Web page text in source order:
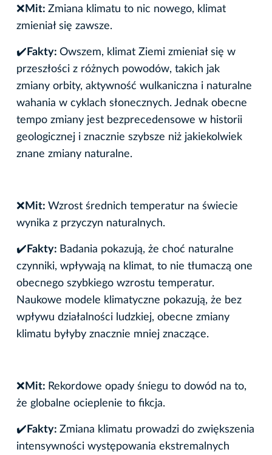
❌ Mit: Zmiana klimatu to nic nowego, klimat
zmieniał się zawsze.
✔ ️Fakty: Owszem, klimat Ziemi zmieniał się w
przeszłości z różnych powodów, takich jak
zmiany orbity, aktywność wulkaniczna i naturalne
wahania w cyklach słonecznych. Jednak obecne
tempo zmiany jest bezprecedensowe w historii
geologicznej i znacznie szybsze niż jakiekolwiek
znane zmiany naturalne.
❌ Mit: Wzrost średnich temperatur na świecie
wynika z przyczyn naturalnych.
✔ ️Fakty: Badania pokazują, że choć naturalne
czynniki, wpływają na klimat, to nie tłumaczą one
obecnego szybkiego wzrostu temperatur.
Naukowe modele klimatyczne pokazują, że bez
wpływu działalności ludzkiej, obecne zmiany
klimatu byłyby znacznie mniej znaczące.
❌ Mit: Rekordowe opady śniegu to dowód na to,
że globalne ocieplenie to fikcja.
✔ ️Fakty: Zmiana klimatu prowadzi do zwiększenia
intensywności występowania ekstremalnych